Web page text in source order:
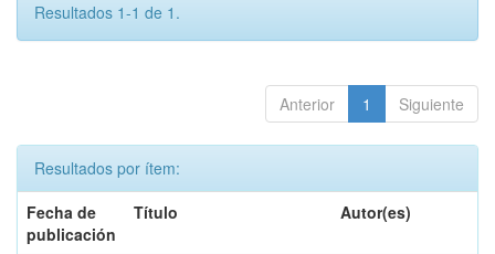
Resultados 1-1 de 1.
Anterior 1 Siguiente
Resultados por ítem:
Fecha de
publicación
Título Autor(es)